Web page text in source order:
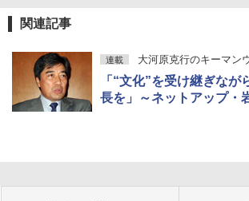
関連記事
連載 大河原克行のキーマン
「“文化”を受け継ぎなが
長を」～ネットアップ・